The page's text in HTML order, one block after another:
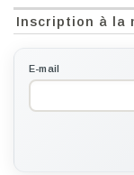
Inscription à la
E-mail